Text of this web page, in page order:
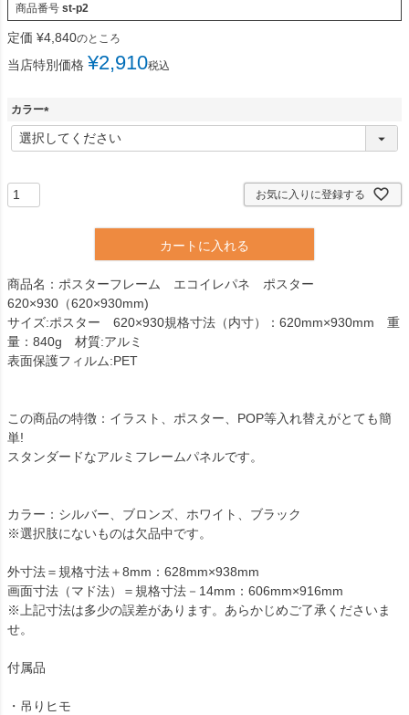
商品番号 st-p2
定価 ¥4,840のところ
当店特別価格 ¥2,910税込
カラー
(
必
お気に入りに登録する
カートに入れる
商品名：ポスターフレーム エコイレパネ ポスター
620×930（620×930mm)
サイズ:ポスター 620×930規格寸法（内寸）：620mm×930mm 重
量：840g 材質:アルミ
表面保護フィルム:PET
この商品の特徴：イラスト、ポスター、POP等入れ替えがとても簡
単!
スタンダードなアルミフレームパネルです。
カラー：シルバー、ブロンズ、ホワイト、ブラック
※選択肢にないものは欠品中です。
外寸法＝規格寸法＋8mm：628mm×938mm
画面寸法（マド法）＝規格寸法－14mm：606mm×916mm
※上記寸法は多少の誤差があります。あらかじめご了承くださいま
せ。
付属品
・吊りヒモ